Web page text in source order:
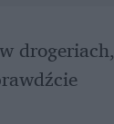
drogeriach,